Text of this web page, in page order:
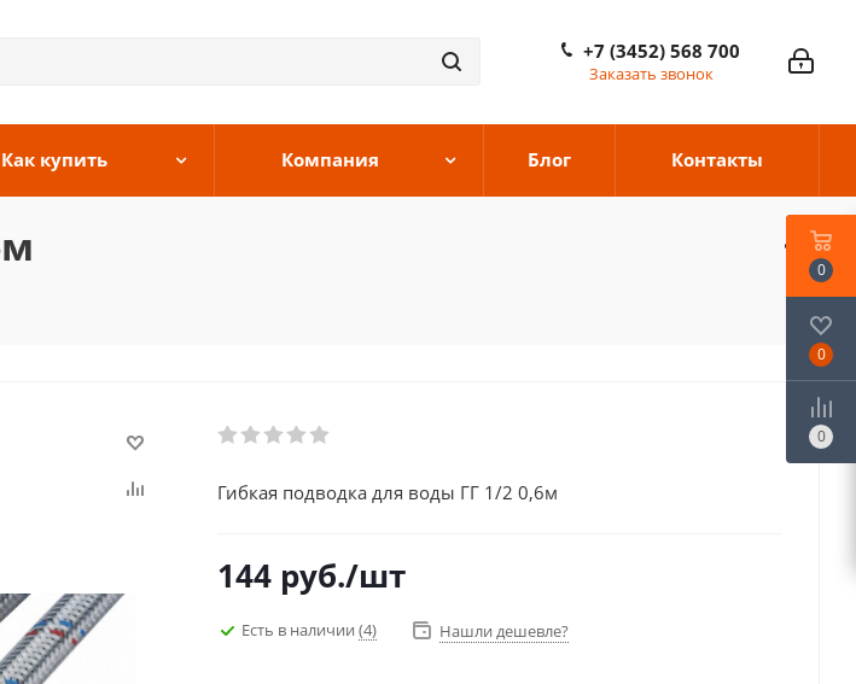
+7 (3452) 568 700
Заказать звонок
Как купить Компания Блог Контакты
Гибкая подводка для воды ГГ 1/2 0,6м
144 руб./шт
Есть в наличии (4) Нашли дешевле?
0
0
0